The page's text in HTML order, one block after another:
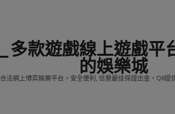
多款遊戲線上遊戲
的娛樂城
法網上博弈娛樂平台。安全便利, 信譽最佳保證出金，Q8